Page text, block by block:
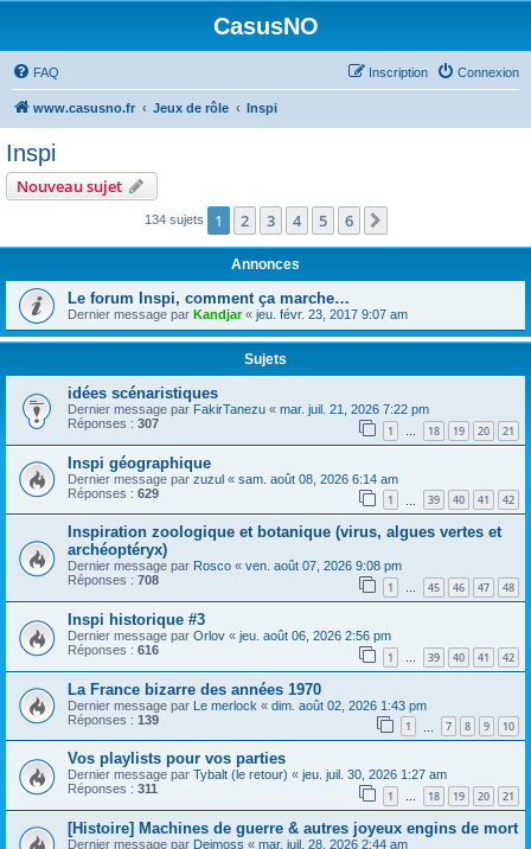
CasusNO
FAQ Connexion
Inscription
www.casusno.fr Jeux de rôle Inspi
Inspi
Nouveau sujet
134 sujets 1 2 3 4 5 6
Annonces
Le forum Inspi, comment ça marche…
Dernier message par Kandjar« jeu. févr. 23, 2017 9:07 am
Sujets
idées scénaristiques
Dernier message par FakirTanezu « mar. juil. 21, 2026 7:22 pm
Réponses : 307 1 … 18 19 20 21
Inspi géographique
Dernier message par zuzul « sam. août 08, 2026 6:14 am
Réponses : 629 1 39 40 41 42
Inspiration zoologique et botanique (virus, algues vertes et
archéoptéryx)
Dernier message par Rosco « ven. août 07, 2026 9:08 pm
Réponses : 708 1 … 45 46 47 48
Inspi historique #3
Dernier message par Orlov « jeu. août 06, 2026 2:56 pm
Réponses : 616 1 … 39 40 41 42
La France bizarre des années 1970
Dernier message par Le merlock « dim. août 02, 2026 1:43 pm
Réponses : 139 1 7 8 9 10
Vos playlists pour vos parties
Dernier message par Tybalt (le retour) « jeu. juil. 30, 2026 1:27 am
Réponses : 311 1 … 18 19 20 21
[Histoire] Machines de guerre & autres joyeux engins de mort
Dernier message par Deimoss « mar. juil. 28, 2026 2:44 am